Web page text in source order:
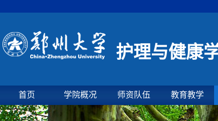
护理与健康
首页 学院概况 师资队伍 教育教学